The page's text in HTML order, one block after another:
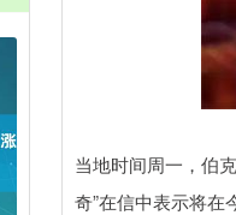
当地时间周一，伯
奇”在信中表示将在